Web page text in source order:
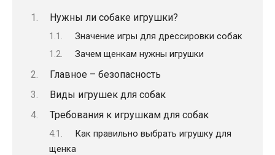
Нужны ли собаке игрушки?
Значение игры для дрессировки собак
Зачем щенкам нужны игрушки
Главное – безопасность
Виды игрушек для собак
Требования к игрушкам для собак
Как правильно выбрать игрушку для
щенка